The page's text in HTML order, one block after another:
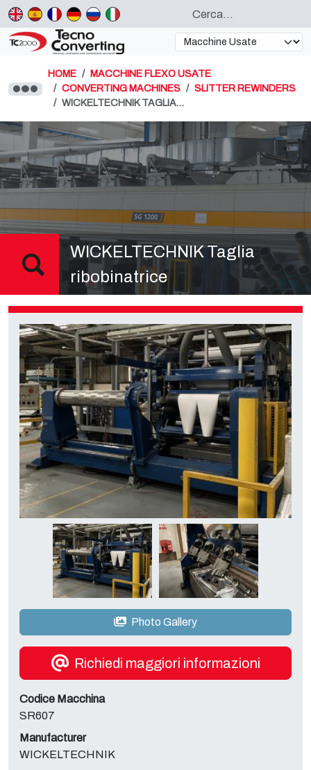
HOME
MACCHINE FLEXO USATE
CONVERTING MACHINES
SLITTER REWINDERS
WICKELTECHNIK TAGLIA…
WICKELTECHNIK Taglia
ribobinatrice
Photo Gallery
Richiedi maggiori informazioni
Codice Macchina
SR607
Manufacturer
WICKELTECHNIK